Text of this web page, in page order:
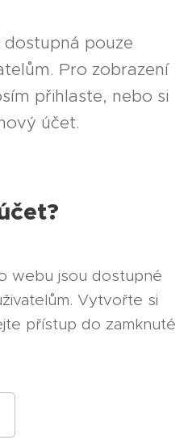
pouze
Pro zobrazení
přihlaste, nebo si
účet.
webu jsou dostupné
Vytvořte si
přístup do zamknuté